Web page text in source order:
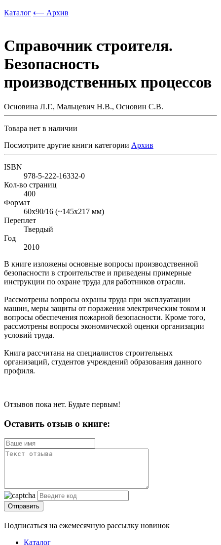
Каталог ⟵ Архив
Справочник строителя.
Безопасность
производственных процессов
Основина Л.Г., Мальцевич Н.В., Основин С.В.
Товара нет в наличии
Посмотрите другие книги категории Архив
ISBN
978-5-222-16332-0
Кол-во страниц
400
Формат
60x90/16 (~145х217 мм)
Переплет
Твердый
Год
2010
В книге изложены основные вопросы производственной
безопасности в строительстве и приведены примерные
инструкции по охране труда для работников отрасли.
Рассмотрены вопросы охраны труда при эксплуатации
машин, меры защиты от поражения электрическим током и
вопросы обеспечения пожарной безопасности. Кроме того,
рассмотрены вопросы экономической оценки организации
условий труда.
Книга рассчитана на специалистов строительных
организаций, студентов учреждений образования данного
профиля.
Отзывов пока нет. Будьте первым!
Оставить отзыв о книге:
Отправить
Подписаться на ежемесячную рассылку новинок
Каталог